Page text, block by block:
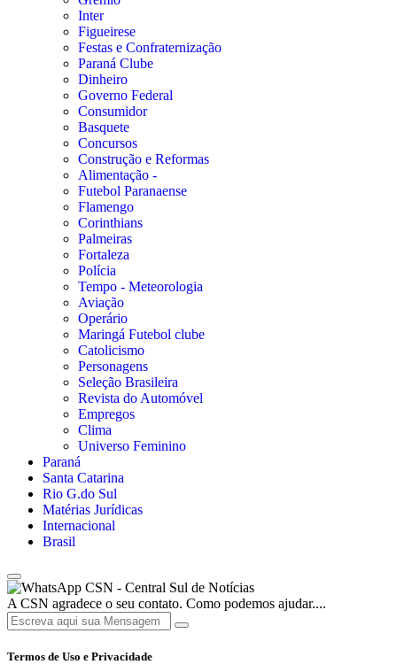
Inter
Figueirese
Festas e Confraternização
Paraná Clube
Dinheiro
Governo Federal
Consumidor
Basquete
Concursos
Construção e Reformas
Alimentação -
Futebol Paranaense
Flamengo
Corinthians
Palmeiras
Fortaleza
Polícia
Tempo - Meteorologia
Aviação
Operário
Maringá Futebol clube
Catolicismo
Personagens
Seleção Brasileira
Revista do Automóvel
Empregos
Clima
Universo Feminino
Paraná
Santa Catarina
Rio G.do Sul
Matérias Jurídicas
Internacional
Brasil
CSN - Central Sul de Notícias
A CSN agradece o seu contato. Como podemos ajudar....
Termos de Uso e Privacidade